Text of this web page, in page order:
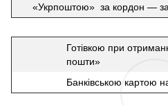
«Укрпоштою» за кордон — за
Готівкою при
пошти»
Банківською картою